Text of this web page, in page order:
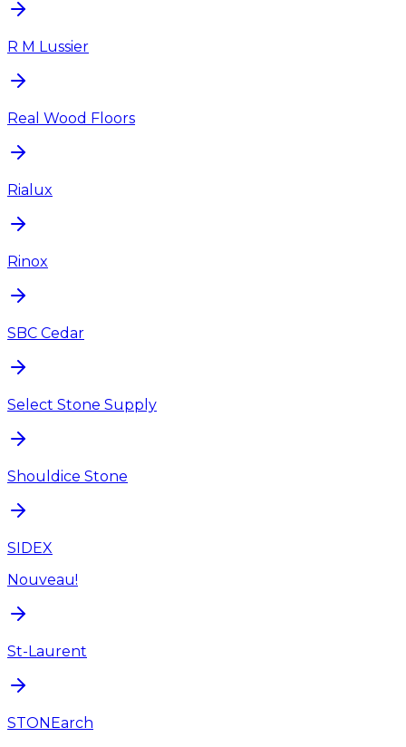
R M Lussier
Real Wood Floors
Rialux
Rinox
SBC Cedar
Select Stone Supply
Shouldice Stone
SIDEX
Nouveau!
St-Laurent
STONEarch